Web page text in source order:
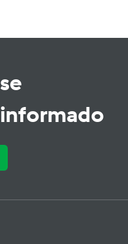
se
informado